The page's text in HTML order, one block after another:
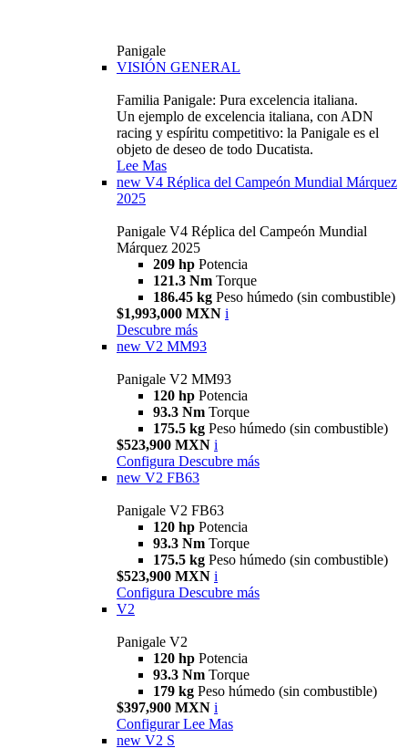
Panigale
VISIÓN GENERAL
Familia Panigale: Pura excelencia italiana.
Un ejemplo de excelencia italiana, con ADN
racing y espíritu competitivo: la Panigale es el
objeto de deseo de todo Ducatista.
Lee Mas
new V4 Réplica del Campeón Mundial Márquez
2025
Panigale V4 Réplica del Campeón Mundial
Márquez 2025
209 hp Potencia
121.3 Nm Torque
186.45 kg Peso húmedo (sin combustible)
$1,993,000 MXN i
Descubre más
new V2 MM93
Panigale V2 MM93
120 hp Potencia
93.3 Nm Torque
175.5 kg Peso húmedo (sin combustible)
$523,900 MXN i
Configura Descubre más
new V2 FB63
Panigale V2 FB63
120 hp Potencia
93.3 Nm Torque
175.5 kg Peso húmedo (sin combustible)
$523,900 MXN i
Configura Descubre más
V2
Panigale V2
120 hp Potencia
93.3 Nm Torque
179 kg Peso húmedo (sin combustible)
$397,900 MXN i
Configurar Lee Mas
new V2 S